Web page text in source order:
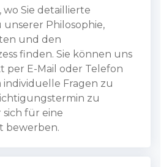
wo Sie detaillierte
Philosophie,
und den
finden. Sie können uns
per E-Mail oder Telefon
Fragen zu
zu
für eine
bewerben.